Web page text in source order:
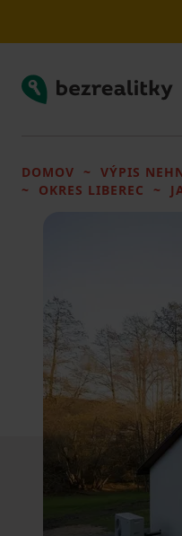
Bezrealitky
DOMOV VÝPIS
OKRES LIBEREC